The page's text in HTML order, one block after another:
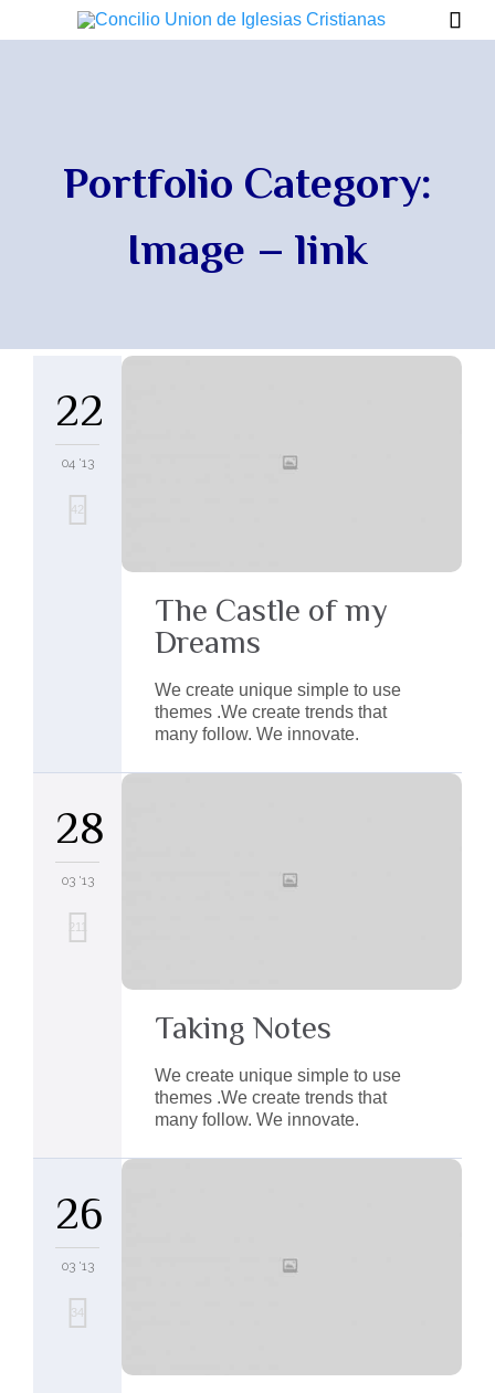

Portfolio Category:
Image – link
22
04 '13
Love
42
The Castle of my
Dreams
We create unique simple to use
themes .We create trends that
many follow. We innovate.
28
03 '13
Love
211
Taking Notes
We create unique simple to use
themes .We create trends that
many follow. We innovate.
26
03 '13
Love
34